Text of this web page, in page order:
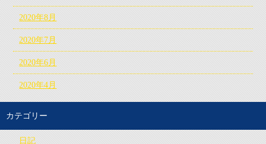
2020年8月
2020年7月
2020年6月
2020年4月
カテゴリー
日記